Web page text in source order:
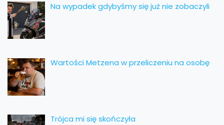
Na wypadek gdybyśmy się już nie zobaczyli
Wartości Metzena w przeliczeniu na osobę
Trójca mi się skończyła